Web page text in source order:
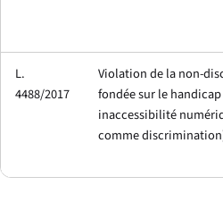
L.
4488/2017
Violation de la non-
fondée sur le
inaccessibilité
comme